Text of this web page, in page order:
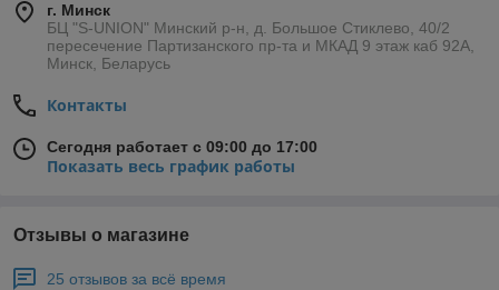
г. Минск
БЦ "S-UNION" Минский р-н, д. Большое Стиклево, 40/2
пересечение Партизанского пр-та и МКАД 9 этаж каб 92А,
Минск, Беларусь
Контакты
Сегодня работает с 09:00 до 17:00
Показать весь график работы
Отзывы о магазине
25 отзывов за всё время